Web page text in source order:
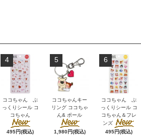
4
ココちゃん ぷ
っくりシール コ
コちゃん
495円(税込)
5
ココちゃんキー
リング ココちゃ
ん& ポール
1,980円(税込)
6
ココちゃん ぷ
っくりシール コ
コちゃん＆フレ
ンズ
495円(税込)